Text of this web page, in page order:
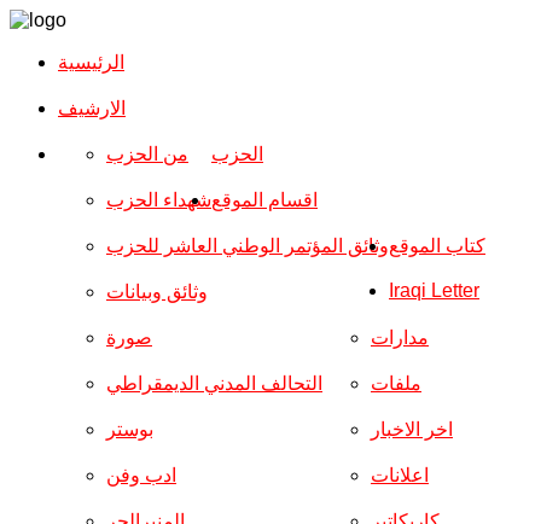
الرئيسية
الارشیف
الحزب من الحزب
شهداء الحزب
وثائق المؤتمر الوطني العاشر للحزب
وثائق وبيانات
اقسام الموقع
صورة
التحالف المدني الديمقراطي
بوستر
ادب وفن
مدارات
ملفات
اخر الاخبار
اعلانات
كتاب الموقع
Iraqi Letter